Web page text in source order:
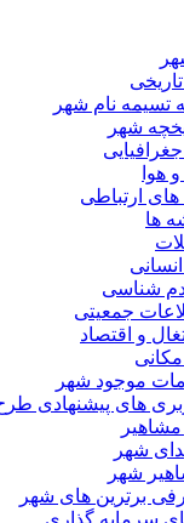
تسیمه نام شهر
شهر
هوا
های ارتباطی
ها
شناسی
جمعیتی
و اقتصاد
موجود شهر
های پیشنهادی
شهر
شهر
برترین های شهر